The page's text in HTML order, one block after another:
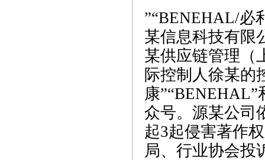
”“BENEHAL/必
某信息科技有限
某供应链管理（
际控制人徐某的
康
众号。源某公司
起3起侵害著作
局、行业协会投